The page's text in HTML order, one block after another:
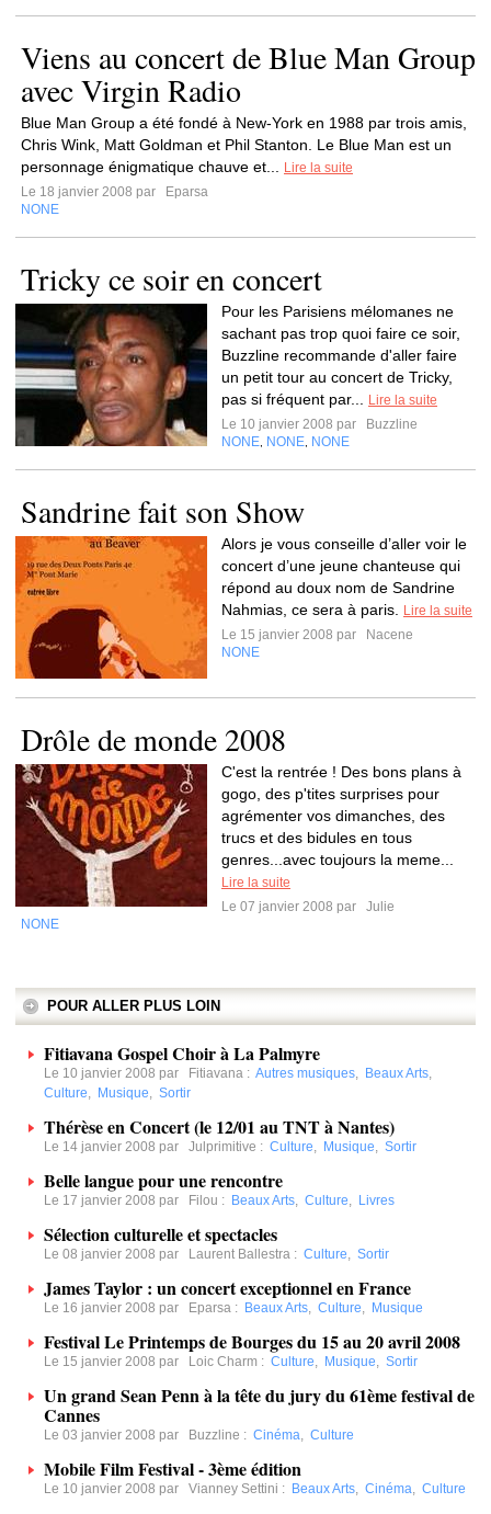
Viens au concert de Blue Man Group
avec Virgin Radio
Blue Man Group a été fondé à New-York en 1988 par trois amis,
Chris Wink, Matt Goldman et Phil Stanton. Le Blue Man est un
personnage énigmatique chauve et...
Lire la suite
Le 18 janvier 2008 par
Eparsa
NONE
Tricky ce soir en concert
Pour les Parisiens mélomanes ne
sachant pas trop quoi faire ce soir,
Buzzline recommande d'aller faire
un petit tour au concert de Tricky,
pas si fréquent par...
Lire la suite
Le 10 janvier 2008 par
Buzzline
NONE NONE NONE
Sandrine fait son Show
Alors je vous conseille d’aller voir le
concert d’une jeune chanteuse qui
répond au doux nom de Sandrine
Nahmias, ce sera à paris.
Lire la suite
Le 15 janvier 2008 par
Nacene
NONE
Drôle de monde 2008
C'est la rentrée ! Des bons plans à
gogo, des p'tites surprises pour
agrémenter vos dimanches, des
trucs et des bidules en tous
genres...avec toujours la meme...
Lire la suite
Le 07 janvier 2008 par
Julie
NONE
POUR ALLER PLUS LOIN
Fitiavana Gospel Choir à La Palmyre
Le 10 janvier 2008 par Fitiavana : Autres musiques, Beaux Arts,
Culture, Musique, Sortir
Thérèse en Concert (le 12/01 au TNT à Nantes)
Le 14 janvier 2008 par Julprimitive : Culture, Musique, Sortir
Belle langue pour une rencontre
Le 17 janvier 2008 par Filou : Beaux Arts, Culture, Livres
Sélection culturelle et spectacles
Le 08 janvier 2008 par Laurent Ballestra : Culture, Sortir
James Taylor : un concert exceptionnel en France
Le 16 janvier 2008 par Eparsa : Beaux Arts, Culture, Musique
Festival Le Printemps de Bourges du 15 au 20 avril 2008
Le 15 janvier 2008 par Loic Charm : Culture, Musique, Sortir
Un grand Sean Penn à la tête du jury du 61ème festival de
Cannes
Le 03 janvier 2008 par Buzzline : Cinéma, Culture
Mobile Film Festival - 3ème édition
Le 10 janvier 2008 par Vianney Settini : Beaux Arts, Cinéma, Culture